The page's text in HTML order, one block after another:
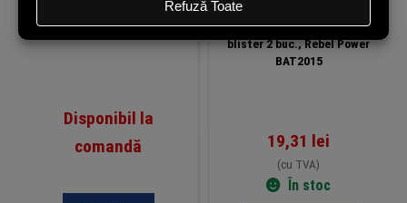
Baterie litiu Dahua 18650/2S4P,
14Ah, 7.2V
Disponibil la
comandă
Acumulatori Li-Ion AAA (R3)
400mAh cu încărcare USB-C,
blister 2 buc., Rebel Power
BAT2015
19,31 lei
(cu TVA)
În stoc